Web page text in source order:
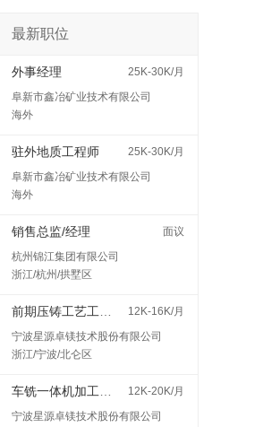
最新职位
外事经理
25K-30K/月
阜新市鑫冶矿业技术有限公司
海外
驻外地质工程师
25K-30K/月
阜新市鑫冶矿业技术有限公司
海外
销售总监/经理
面议
杭州锦江集团有限公司
浙江/杭州/拱墅区
12K-16K/月
宁波星源卓镁技术股份有限公司
浙江/宁波/北仑区
12K-20K/月
宁波星源卓镁技术股份有限公司